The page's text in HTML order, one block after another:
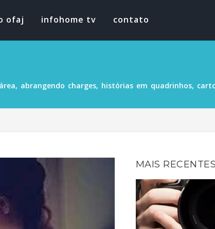
ofaj infohome tv contato
abrangendo charges, histórias em quadrinhos,
MAIS RECENTES